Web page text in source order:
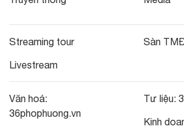
Streaming tour
Livestream
Sàn
Văn hoá:
36phophuong.vn
Tư liệu:
Kinh